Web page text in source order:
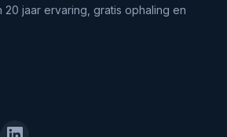
20 jaar ervaring, gratis ophaling en